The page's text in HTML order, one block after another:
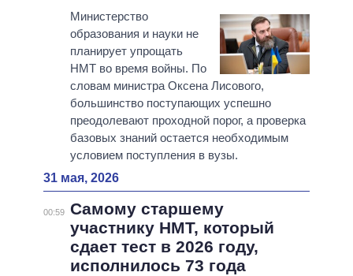
Министерство
образования и науки не
планирует упрощать
НМТ во время войны. По
словам министра Оксена Лисового,
большинство поступающих успешно
преодолевают проходной порог, а проверка
базовых знаний остается необходимым
условием поступления в вузы.
31 мая, 2026
00:59 Самому старшему
участнику НМТ, который
сдает тест в 2026 году,
исполнилось 73 года